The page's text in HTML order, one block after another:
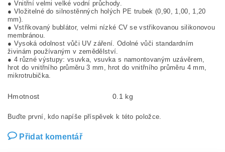
● Vnitřní velmi velké vodní průchody.
● Vložitelné do silnostěnných holých PE trubek (0,90, 1,00, 1,20
mm).
● Vstřikovaný bublátor, velmi nízké CV se vstřikovanou silikonovou
membránou.
● Vysoká odolnost vůči UV záření. Odolné vůči standardním
živinám používaným v zemědělství.
● 4 různé výstupy: vsuvka, vsuvka s namontovaným uzávěrem,
hrot do vnitřního průměru 3 mm, hrot do vnitřního průměru 4 mm,
mikrotrubička.
Hmotnost 0.1 kg
Buďte první, kdo napíše příspěvek k této položce.
Přidat komentář